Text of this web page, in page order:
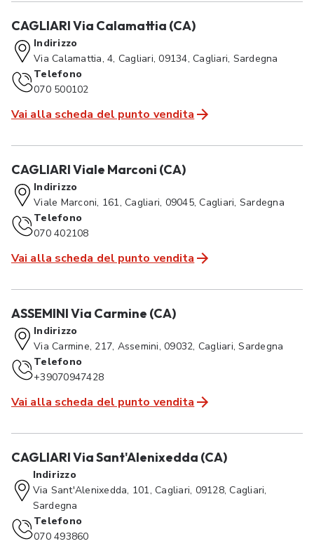
CAGLIARI Via Calamattia (CA)
Indirizzo
Via Calamattia, 4, Cagliari, 09134, Cagliari, Sardegna
Telefono
070 500102
Vai alla scheda del punto vendita
CAGLIARI Viale Marconi (CA)
Indirizzo
Viale Marconi, 161, Cagliari, 09045, Cagliari, Sardegna
Telefono
070 402108
Vai alla scheda del punto vendita
ASSEMINI Via Carmine (CA)
Indirizzo
Via Carmine, 217, Assemini, 09032, Cagliari, Sardegna
Telefono
+39070947428
Vai alla scheda del punto vendita
CAGLIARI Via Sant'Alenixedda (CA)
Indirizzo
Via Sant'Alenixedda, 101, Cagliari, 09128, Cagliari,
Sardegna
Telefono
070 493860